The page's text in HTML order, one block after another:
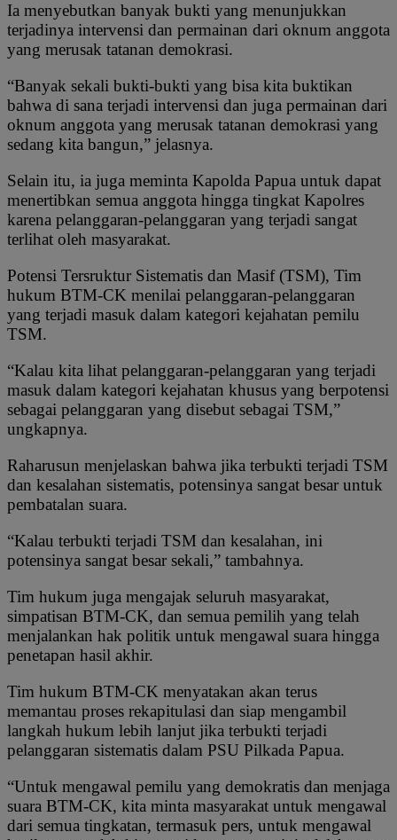
Ia menyebutkan banyak bukti yang menunjukkan
terjadinya intervensi dan permainan dari oknum anggota
yang merusak tatanan demokrasi.
“Banyak sekali bukti-bukti yang bisa kita buktikan
bahwa di sana terjadi intervensi dan juga permainan dari
oknum anggota yang merusak tatanan demokrasi yang
sedang kita bangun,” jelasnya.
Selain itu, ia juga meminta Kapolda Papua untuk dapat
menertibkan semua anggota hingga tingkat Kapolres
karena pelanggaran-pelanggaran yang terjadi sangat
terlihat oleh masyarakat.
Potensi Tersruktur Sistematis dan Masif (TSM), Tim
hukum BTM-CK menilai pelanggaran-pelanggaran
yang terjadi masuk dalam kategori kejahatan pemilu
TSM.
“Kalau kita lihat pelanggaran-pelanggaran yang terjadi
masuk dalam kategori kejahatan khusus yang berpotensi
sebagai pelanggaran yang disebut sebagai TSM,”
ungkapnya.
Raharusun menjelaskan bahwa jika terbukti terjadi TSM
dan kesalahan sistematis, potensinya sangat besar untuk
pembatalan suara.
“Kalau terbukti terjadi TSM dan kesalahan, ini
potensinya sangat besar sekali,” tambahnya.
Tim hukum juga mengajak seluruh masyarakat,
simpatisan BTM-CK, dan semua pemilih yang telah
menjalankan hak politik untuk mengawal suara hingga
penetapan hasil akhir.
Tim hukum BTM-CK menyatakan akan terus
memantau proses rekapitulasi dan siap mengambil
langkah hukum lebih lanjut jika terbukti terjadi
pelanggaran sistematis dalam PSU Pilkada Papua.
“Untuk mengawal pemilu yang demokratis dan menjaga
suara BTM-CK, kita minta masyarakat untuk mengawal
dari semua tingkatan, termasuk pers, untuk mengawal